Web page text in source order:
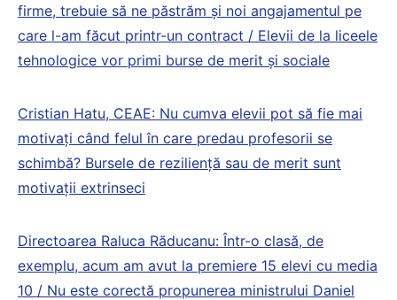
firme, trebuie să ne păstrăm și noi angajamentul pe
care l-am făcut printr-un contract / Elevii de la liceele
tehnologice vor primi burse de merit și sociale
Cristian Hatu, CEAE: Nu cumva elevii pot să fie mai
motivați când felul în care predau profesorii se
schimbă? Bursele de reziliență sau de merit sunt
motivații extrinseci
Directoarea Raluca Răducanu: Într-o clasă, de
exemplu, acum am avut la premiere 15 elevi cu media
10 / Nu este corectă propunerea ministrului Daniel